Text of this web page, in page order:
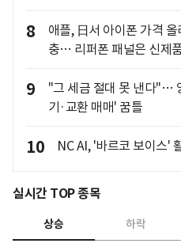
8
애플, 日서 아이폰 가격
충… 리퍼폰 패널은 신제
9
"그 세금 절대 못 낸다"…
기·교환 매매' 꿈틀
10 NC AI, '바르코 보이스'
실시간 TOP 종목
상승 하락